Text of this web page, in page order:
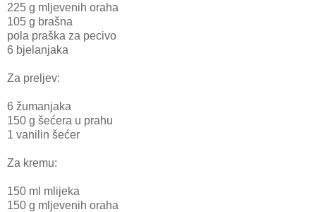
225 g mljevenih oraha
105 g brašna
pola praška za pecivo
6 bjelanjaka
Za preljev:
6 žumanjaka
150 g šećera u prahu
1 vanilin šećer
Za kremu:
150 ml mlijeka
150 g mljevenih oraha